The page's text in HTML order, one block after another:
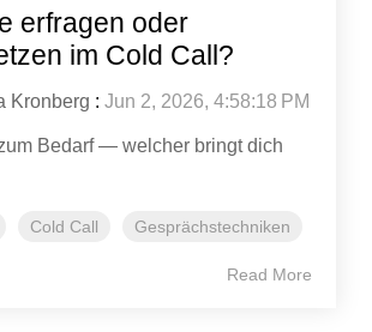
erfragen oder
im Cold Call?
Kronberg : Jun 2, 2026, 4:58:18 PM
Bedarf — welcher bringt dich
Cold Call Gesprächstechniken
Read More